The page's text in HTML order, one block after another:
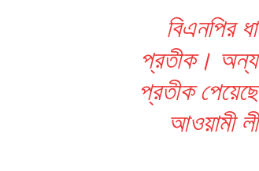
বিএনপির
প্রতীক।
প্রতীক
আওয়ামী